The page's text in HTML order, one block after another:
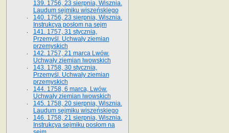
139. 1756, 23 sierpnia, Wisznia.
Laudum sejmiku wiszeńskiego
140. 1756, 23 sierpnia, Wisznia.
Instrukcya posłom na sejm
141. 1757, 31 stycznia,
Przemyśl. Uchwały ziemian
przemyskich
142. 1757, 21 marca Lwów.
Uchwały ziemian lwowskich
143. 1758, 30 stycznia,
Przemyśl. Uchwały ziemian
przemyskich
144. 1758, 6 marca, Lwów.
Uchwały ziemian lwowskich
145. 1758, 20 sierpnia, Wisznia.
Laudum sejmiku wiszeńskiego
146. 1758, 21 sierpnia, Wisznia.
Instrukcya sejmiku posłom na